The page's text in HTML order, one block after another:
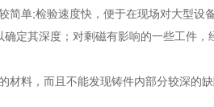
简单;检验速度快，便于在现场对大型设
定其深度；对剩磁有影响的一些工件，
材料，而且不能发现铸件内部分较深的